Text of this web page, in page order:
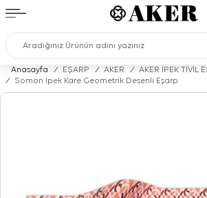
Anasayfa / EŞARP / AKER /
AKER İPEK TİVİL
/
Somon İpek Kare Geometrik Desenli Eşarp